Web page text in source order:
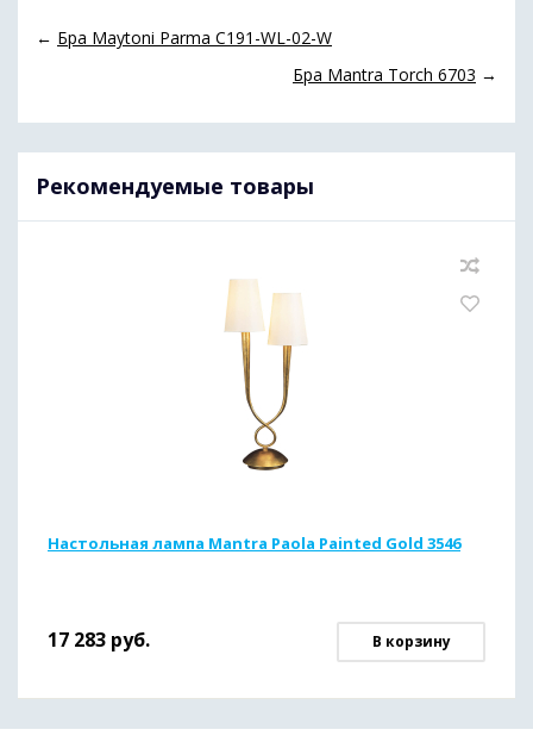
← Бра Maytoni Parma C191-WL-02-W
Бра Mantra Torch 6703 →
Рекомендуемые товары
Настольная лампа Mantra Paola Painted Gold 3546
17 283 руб. В корзину